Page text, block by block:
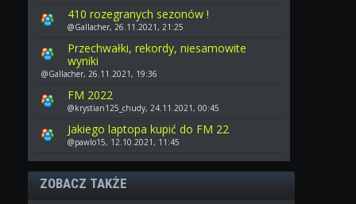
410 rozegranych sezonów !
@Gallacher, 26.11.2021, 21:25
Przechwałki, rekordy, niesamowite
wyniki
@Gallacher, 26.11.2021, 19:36
FM 2022
@krystian125_chudy, 24.11.2021, 00:45
Jakiego laptopa kupić do FM 22
@pawlo15, 12.10.2021, 11:45
ZOBACZ TAKŻE